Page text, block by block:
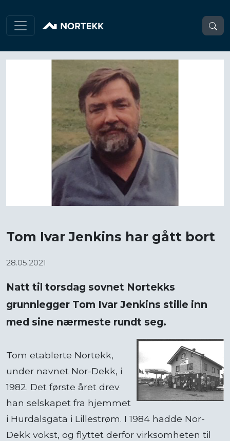
Tom Ivar Jenkins har gått bort
28.05.2021
Natt til torsdag sovnet Nortekks
grunnlegger Tom Ivar Jenkins stille inn
med sine nærmeste rundt seg.
Tom etablerte Nortekk,
under navnet Nor-Dekk, i
1982. Det første året drev
han selskapet fra hjemmet
i Hurdalsgata i Lillestrøm. I 1984 hadde Nor-
Dekk vokst, og flyttet derfor virksomheten til